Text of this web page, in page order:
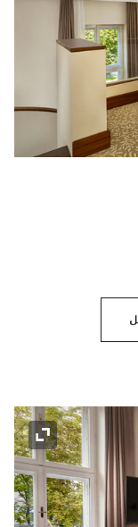
رمز